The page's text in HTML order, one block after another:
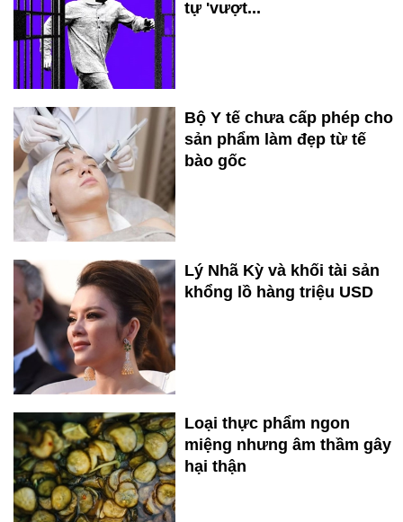
tự 'vượt...
Bộ Y tế chưa cấp phép cho
sản phẩm làm đẹp từ tế
bào gốc
Lý Nhã Kỳ và khối tài sản
khổng lồ hàng triệu USD
Loại thực phẩm ngon
miệng nhưng âm thầm gây
hại thận